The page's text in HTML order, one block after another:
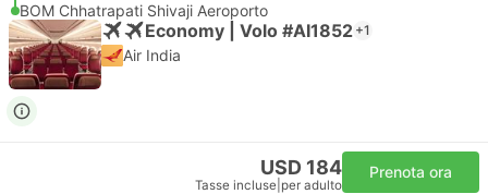
BOM Chhatrapati Shivaji Aeroporto
Economy | Volo #AI1852 +1
Air India
USD 184
Tasse incluse per adulto
Prenota ora